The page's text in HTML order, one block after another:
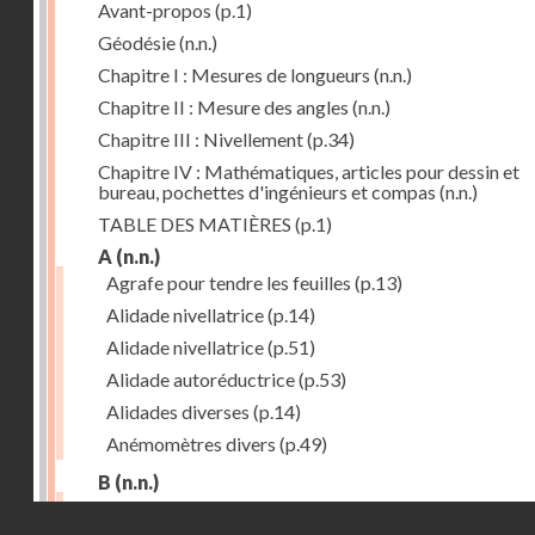
Avant-propos (p.1)
Géodésie(n.n.)
Chapitre I : Mesures de longueurs (n.n.)
Chapitre II : Mesure des angles (n.n.)
Chapitre III : Nivellement(p.34)
Chapitre IV : Mathématiques, articles pour dessin et
bureau, pochettes d'ingénieurs et compas (n.n.)
TABLE DES MATIÈRES (p.1)
A (n.n.)
Agrafe pour tendre les feuilles (p.13)
Alidade nivellatrice(p.14)
Alidade nivellatrice(p.51)
Alidade autoréductrice(p.53)
Alidades diverses (p.14)
Anémomètres divers (p.49)
B (n.n.)
Barème graphique(p.53)